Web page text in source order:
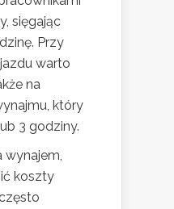
sięgając
Przy
warto
na
który
3 godziny.
wynajem,
koszty